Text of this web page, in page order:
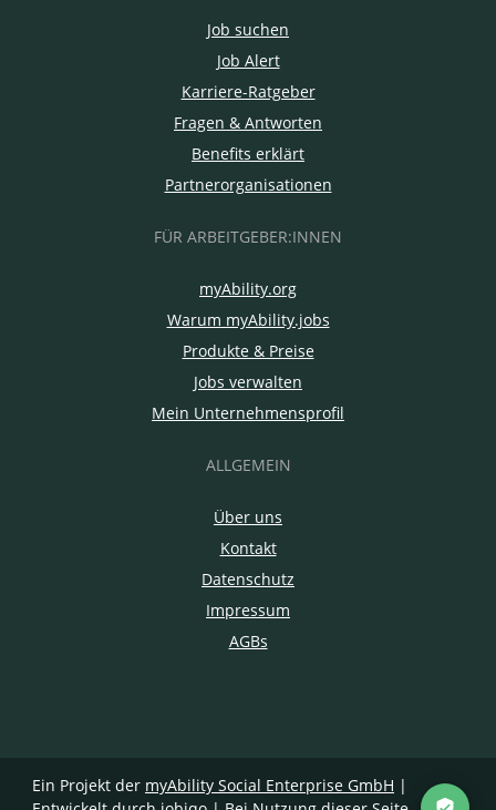
Job suchen
Job Alert
Karriere-Ratgeber
Fragen & Antworten
Benefits erklärt
Partnerorganisationen
FÜR ARBEITGEBER:INNEN
myAbility.org
Warum myAbility.jobs
Produkte & Preise
Jobs verwalten
Mein Unternehmensprofil
ALLGEMEIN
Über uns
Kontakt
Datenschutz
Impressum
AGBs
Ein Projekt der myAbility Social Enterprise GmbH |